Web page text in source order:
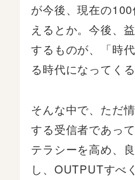
が今後、現在の
えるとか。今後、
するものが、「時
る時代になってくる
そんな中で、ただ
する受信者であっ
テラシーを高め、
し、OUTPUTすべ